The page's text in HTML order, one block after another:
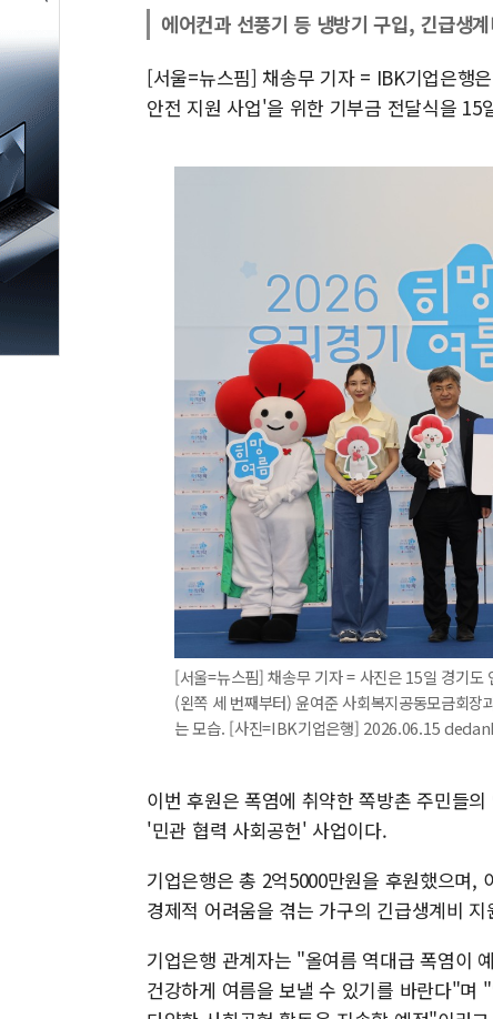
에어컨과 선풍기 등 냉방기 구입, 긴급생
[서울=뉴스핌] 채송무 기자 = IBK기업은행
안전 지원 사업'을 위한 기부금 전달식을 15
[서울=뉴스핌] 채송무 기자 = 사진은 15일 경기
(왼쪽 세 번째부터) 윤여준 사회복지공동모금회
는 모습. [사진=IBK기업은행] 2026.06.15
이번 후원은 폭염에 취약한 쪽방촌 주민들
'민관 협력 사회공헌' 사업이다.
기업은행은 총 2억5000만원을 후원했으며,
경제적 어려움을 겪는 가구의 긴급생계비
기업은행 관계자는 "올여름 역대급 폭염이
건강하게 여름을 보낼 수 있기를 바란다"며